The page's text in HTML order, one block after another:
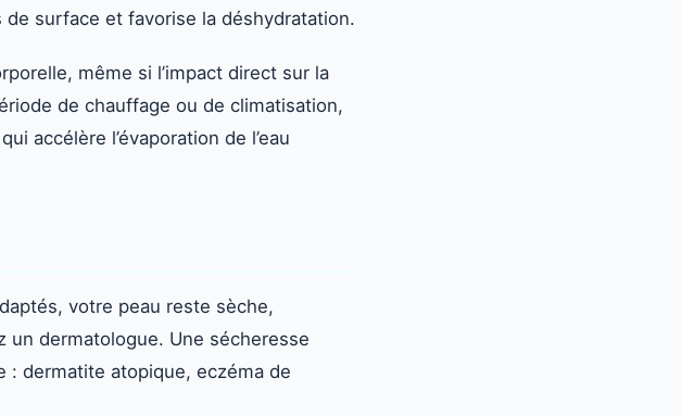
surface et favorise la déshydratation.
même si l’impact direct sur la
de chauffage ou de climatisation,
accélère l’évaporation de l’eau
votre peau reste sèche,
dermatologue. Une sécheresse
dermatite atopique, eczéma de